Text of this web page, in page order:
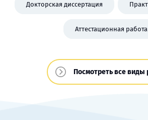
Докторская диссертация
Аттестационная работа
Посмотреть все виды